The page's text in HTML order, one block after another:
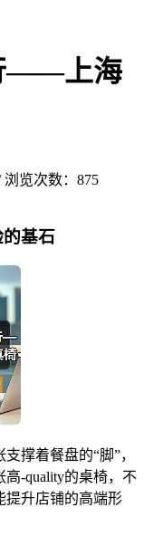
——上海
览次数： 875
基石
撑着餐盘的“脚”，
-quality的桌椅，不
提升店铺的高端形